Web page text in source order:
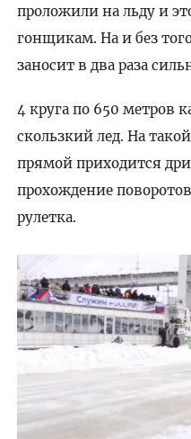
проложили на льду и
гонщикам. На и без
заносит в два раза
4 круга по 650 метров
скользкий лед. На
прямой приходится
прохождение
рулетка.